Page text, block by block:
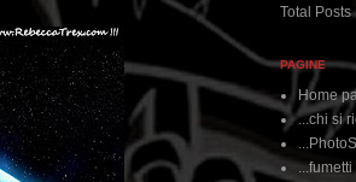
Total Posts
PAGINE
Home
...chi si